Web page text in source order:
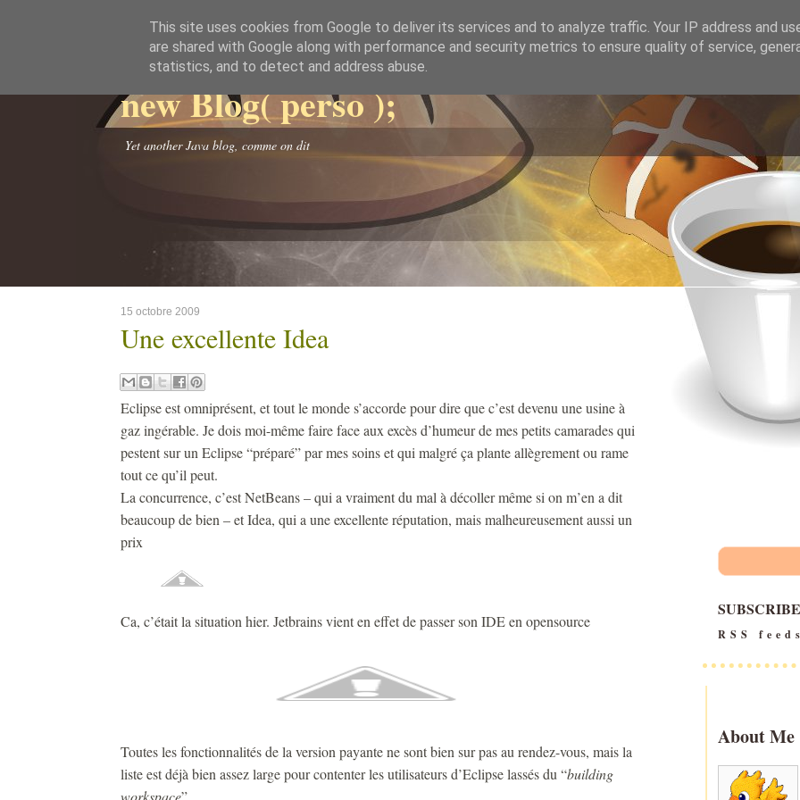
new Blog( perso );
Yet another Java blog, comme on dit
15 octobre 2009
Une excellente Idea
Eclipse est omniprésent, et tout le monde s’accorde pour dire que c’est devenu une usine à
gaz ingérable. Je dois moi-même faire face aux excès d’humeur de mes petits camarades qui
pestent sur un Eclipse “préparé” par mes soins et qui malgré ça plante allègrement ou rame
tout ce qu’il peut.
La concurrence, c’est NetBeans – qui a vraiment du mal à décoller même si on m’en a dit
beaucoup de bien – et Idea, qui a une excellente réputation, mais malheureusement aussi un
prix
Ca, c’était la situation hier. Jetbrains vient en effet de passer son IDE en opensource
Toutes les fonctionnalités de la version payante ne sont bien sur pas au rendez-vous, mais la
liste est déjà bien assez large pour contenter les utilisateurs d’Eclipse lassés du “building
workspace”
SUBSCRIBE
RSS
About Me
This site uses cookies from Google to deliver its services and to analyze traffic. Your IP address and
are shared with Google along with performance and security metrics to ensure quality of service,
statistics, and to detect and address abuse.